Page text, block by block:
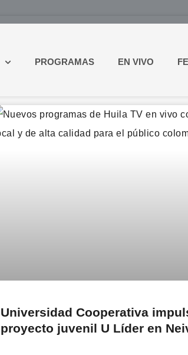
PROGRAMAS EN VIVO
Universidad Cooperativa
proyecto juvenil U Líder en